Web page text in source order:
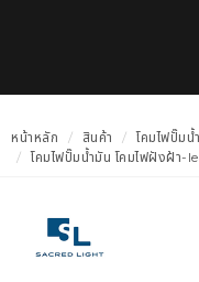
หน้าหลัก สินค้า
โคมไฟปั๊ม
โคมไฟปั๊มน้ำมัน โคมไฟฝังฝ้